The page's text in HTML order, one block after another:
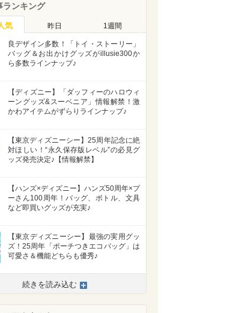
ランキング
気 昨日 1週間
良デザイン多数！「トイ・ストーリー」
バッグ＆お出かけグッズがillusie300か
ら多数ラインナップ♪
【ディズニー】「ダッフィーのハロウィ
ーングッズ&スーベニア」情報解禁！激
かわアイテムがずらりラインナップ♪
【東京ディズニーシー】25周年記念に絶
対ほしい！“永久保存版レベル”の必見グ
ッズ発売決定♪【情報解禁】
【ハンズ×ディズニー】ハンズ50周年×プ
ーさん100周年！バッグ、ボトル、文具
など即買いグッズが充実♪
【東京ディズニーシー】最強の実用グッ
ズ！25周年「ポーチつきエコバッグ」は
可愛さ＆機能どちらも優秀♪
続きを読み込む